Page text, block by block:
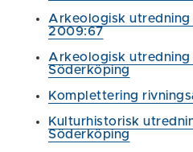
Arkeologisk utredning
2009:67
Arkeologisk utredning
Söderköping
Komplettering
Kulturhistorisk
Söderköping